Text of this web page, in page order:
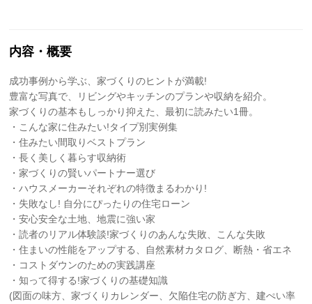
内容・概要
成功事例から学ぶ、家づくりのヒントが満載!
豊富な写真で、リビングやキッチンのプランや収納を紹介。
家づくりの基本もしっかり抑えた、最初に読みたい1冊。
・こんな家に住みたい!タイプ別実例集
・住みたい間取りベストプラン
・長く美しく暮らす収納術
・家づくりの賢いパートナー選び
・ハウスメーカーそれぞれの特徴まるわかり!
・失敗なし! 自分にぴったりの住宅ローン
・安心安全な土地、地震に強い家
・読者のリアル体験談!家づくりのあんな失敗、こんな失敗
・住まいの性能をアップする、自然素材カタログ、断熱・省エネ
・コストダウンのための実践講座
・知って得する!家づくりの基礎知識
(図面の味方、家づくりカレンダー、欠陥住宅の防ぎ方、建ぺい率